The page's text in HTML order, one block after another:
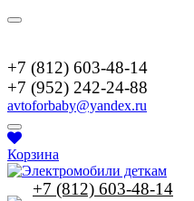
+7 (812) 603-48-14
+7 (952) 242-24-88
avtoforbaby@yandex.ru
Корзина
+7 (812) 603-48-14